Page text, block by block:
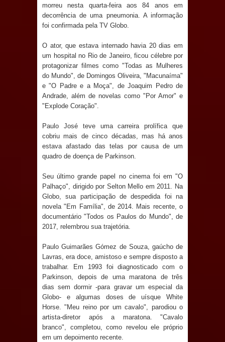
Anjos
Democrático de Direito – Bacharela
aborda de maneira inédita no mundo
jurídico brasileiro, temas polêmicos;
Confira!
Prefeitura de Sapé promove
conscientização sobre saúde bucal
Caldas Brandão: gestão municipal
antecipa pagamento do mês de julho
e aquece economia para Festa de
Santana
Saúde Bucal: Mais de 470 próteses
dentárias já foram entregues pela
Prefeitura de Sapé em 2026
morreu nesta quarta-feira aos 84 anos em
decorrência de uma pneumonia. A informação
foi confirmada pela TV Globo.
O ator, que estava internado havia 20 dias em
um hospital no Rio de Janeiro, ficou célebre por
protagonizar filmes como "Todas as Mulheres
do Mundo", de Domingos Oliveira, "Macunaíma"
e "O Padre e a Moça", de Joaquim Pedro de
Andrade, além de novelas como "Por Amor" e
"Explode Coração".
Paulo José teve uma carreira prolífica que
cobriu mais de cinco décadas, mas há anos
estava afastado das telas por causa de um
quadro de doença de Parkinson.
Seu último grande papel no cinema foi em "O
Palhaço", dirigido por Selton Mello em 2011. Na
Globo, sua participação de despedida foi na
novela "Em Família", de 2014. Mais recente, o
documentário "Todos os Paulos do Mundo", de
2017, relembrou sua trajetória.
Paulo Guimarães Gómez de Souza, gaúcho de
Lavras, era doce, amistoso e sempre disposto a
trabalhar. Em 1993 foi diagnosticado com o
Parkinson, depois de uma maratona de três
dias sem dormir -para gravar um especial da
Globo- e algumas doses de uísque White
Horse. "Meu reino por um cavalo", parodiou o
artista-diretor após a maratona. "Cavalo
branco", completou, como revelou ele próprio
em um depoimento recente.